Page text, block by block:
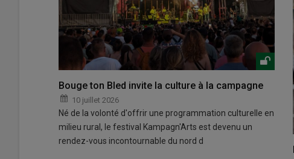
Bouge ton Bled invite la culture à la campagne
10 juillet 2026
Né de la volonté d'offrir une programmation culturelle en
milieu rural, le festival Kampagn'Arts est devenu un
rendez-vous incontournable du nord d